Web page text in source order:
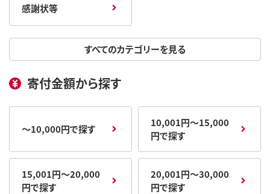
すべてのカテゴリーを見る
感謝状等
寄付金額から探す
～10,000円で探す
10,001円～15,000
円で探す
15,001円～20,000
円で探す
20,001円～30,000
円で探す